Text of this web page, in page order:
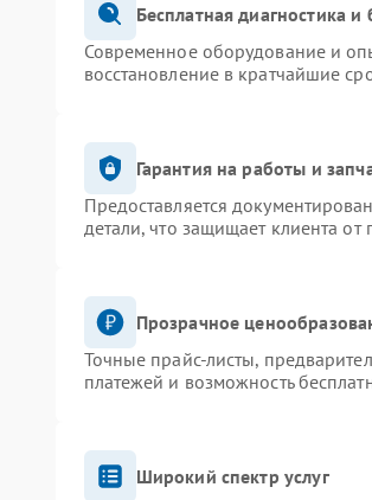
Бесплатная диагностика
Современное оборудование и
восстановление в кратчайшие
Гарантия на работы и
Предоставляется
детали, что защищает клиента
Прозрачное
Точные прайс-листы,
платежей и возможность
Широкий спектр услуг